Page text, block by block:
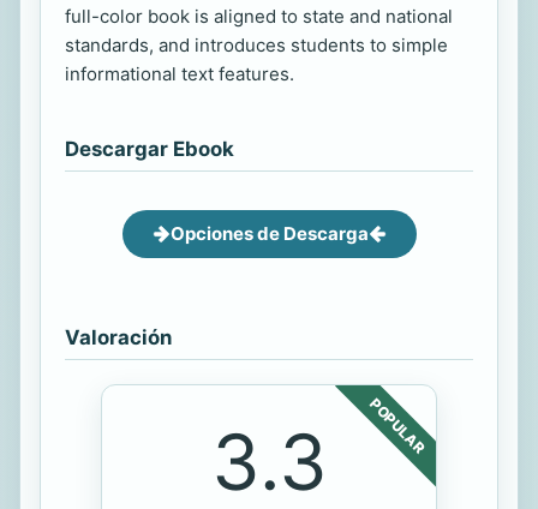
full-color book is aligned to state and national
standards, and introduces students to simple
informational text features.
Descargar Ebook
Opciones de Descarga
Valoración
POPULAR
3.3